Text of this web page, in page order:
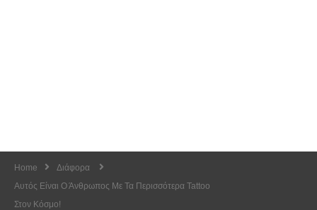
Home
Διάφορα
Αυτός Είναι Ο Άνθρωπος Με Τα Περισσότερα Tattoo
Στον Κόσμο!